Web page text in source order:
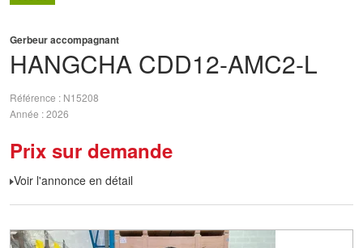
HANGCHA CDD12-AMC2-L
Gerbeur accompagnant
Référence
N15208
Année 2026
Prix sur demande
Voir l'annonce en détail